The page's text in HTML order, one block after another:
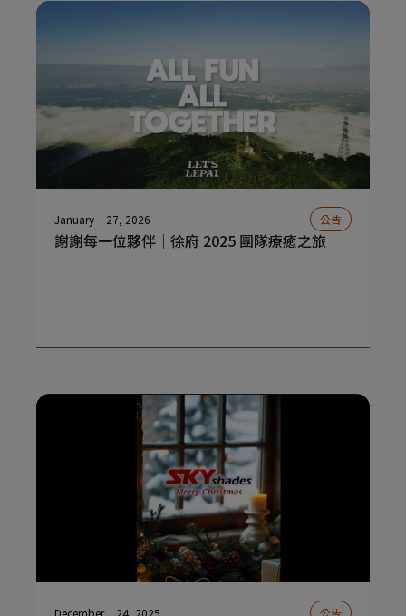
January 27, 2026 公告
謝謝每一位夥伴｜徐府 2025 團隊療癒之旅
December 24, 2025 公告